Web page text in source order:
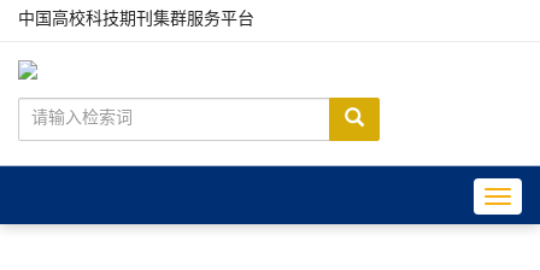
中国高校科技期刊集群服务平台